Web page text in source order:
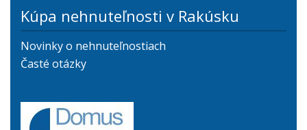
Kúpa nehnuteľnosti v Rakúsku
Novinky o nehnuteľnostiach
Časté otázky